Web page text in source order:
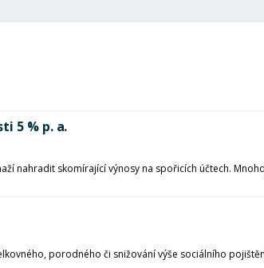
5 % p. a.
nahradit skomírající výnosy na spořicích účtech.
porodného či snižování výše sociálního